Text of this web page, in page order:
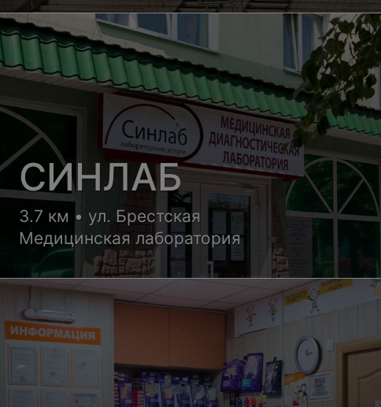
СИНЛАБ
3.7 км • ул. Брестская
Медицинская лаборатория